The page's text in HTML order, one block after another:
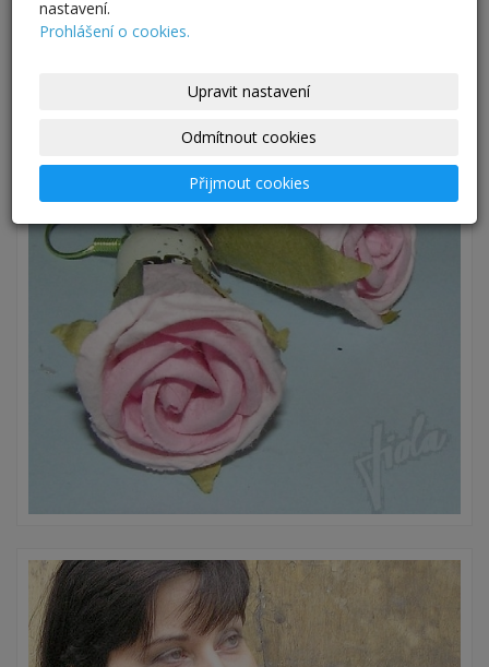
nastavení.
Prohlášení o cookies.
Upravit nastavení
Odmítnout cookies
Přijmout cookies